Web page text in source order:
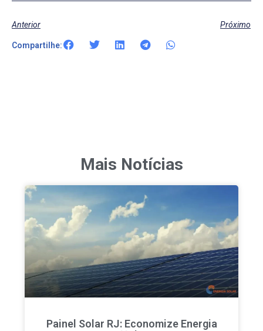
Anterior Próximo
Compartilhe:
Mais Notícias
Painel Solar RJ: Economize Energia